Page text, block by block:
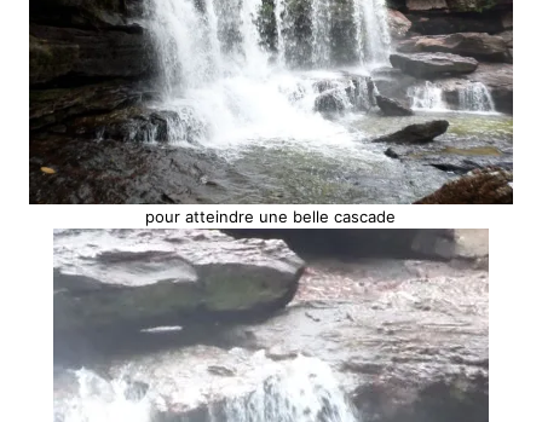
pour atteindre une belle cascade